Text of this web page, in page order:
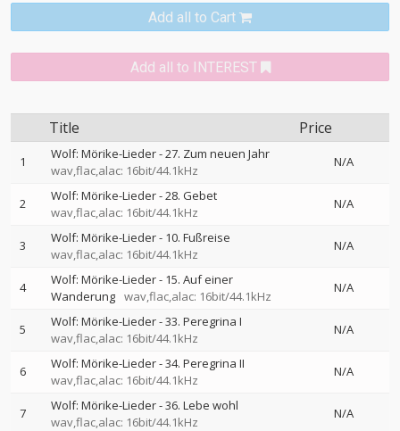
Add all to Cart
Add all to INTEREST
Title Price
1
Wolf: Mörike-Lieder - 27. Zum neuen Jahr
wav,flac,alac: 16bit/44.1kHz
N/A
2
Wolf: Mörike-Lieder - 28. Gebet
wav,flac,alac: 16bit/44.1kHz
N/A
3
Wolf: Mörike-Lieder - 10. Fußreise
wav,flac,alac: 16bit/44.1kHz
N/A
4
Wolf: Mörike-Lieder - 15. Auf einer
Wanderung wav,flac,alac: 16bit/44.1kHz
N/A
5
Wolf: Mörike-Lieder - 33. Peregrina I
wav,flac,alac: 16bit/44.1kHz
N/A
6
Wolf: Mörike-Lieder - 34. Peregrina II
wav,flac,alac: 16bit/44.1kHz
N/A
7
Wolf: Mörike-Lieder - 36. Lebe wohl
wav,flac,alac: 16bit/44.1kHz
N/A